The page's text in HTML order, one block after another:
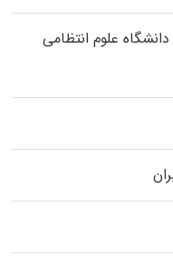
ﻋﻠﻮم انتظامی